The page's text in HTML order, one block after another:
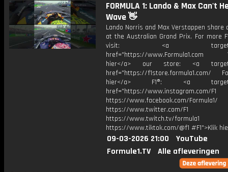
FORMULA 1: Lando & Max Can't
Wave 👋
Lando Norris and Max Verstappen share
at the Australian Grand Prix. For more
visit: <a
href="https://www.Formula1.com
hier</a> our store: <a
href="https://f1store.formula1.com/
hier</a> F1®: <a
href="https://www.instagram.com/F1
https://www.facebook.com/Formula1/
https://www.twitter.com/F1
https://www.twitch.tv/formula1
https://www.tiktok.com/@f1 #F1">Klik
09-03-2026 21:00
YouTube
Formule1.TV
Alle afleveringen